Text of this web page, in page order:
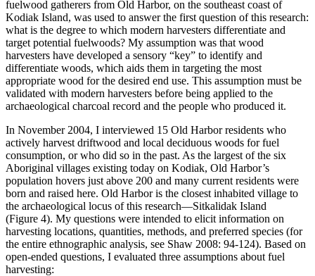
fuelwood gatherers from Old Harbor, on the southeast coast of
Kodiak Island, was used to answer the first question of this research:
what is the degree to which modern harvesters differentiate and
target potential fuelwoods? My assumption was that wood
harvesters have developed a sensory “key” to identify and
differentiate woods, which aids them in targeting the most
appropriate wood for the desired end use. This assumption must be
validated with modern harvesters before being applied to the
archaeological charcoal record and the people who produced it.
In November 2004, I interviewed 15 Old Harbor residents who
actively harvest driftwood and local deciduous woods for fuel
consumption, or who did so in the past. As the largest of the six
Aboriginal villages existing today on Kodiak, Old Harbor’s
population hovers just above 200 and many current residents were
born and raised here. Old Harbor is the closest inhabited village to
the archaeological locus of this research—Sitkalidak Island
(Figure 4). My questions were intended to elicit information on
harvesting locations, quantities, methods, and preferred species (for
the entire ethnographic analysis, see Shaw 2008: 94-124). Based on
open-ended questions, I evaluated three assumptions about fuel
harvesting: